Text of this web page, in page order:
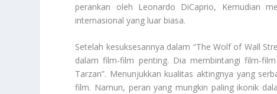
perankan oleh Leonardo DiCaprio, Kemudian
internasional yang luar biasa.
Setelah kesuksesannya dalam “The Wolf of Wall
dalam film-film penting. Dia membintangi film-
Tarzan”. Menunjukkan kualitas aktingnya yang
film. Namun, peran yang mungkin paling ikonik